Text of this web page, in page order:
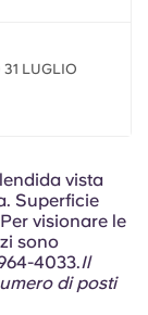
LUGLIO
vista
Superficie
visionare le
sono
4033.Il
di posti